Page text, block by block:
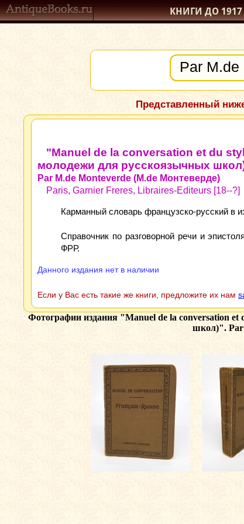
КНИГИ ДО 1917
Представленный
"Manuel de la conversation et du
молодежи для русскоязычных
Par M.de Monteverde (M.de Монтеверде)
Paris, Garnier Freres, Libraires-Editeurs [18--?]
Карманный словарь французско-русский в
Справочник по разговорной речи и
ФРР.
Данного издания нет в наличии
Если у Вас есть такие же книги, предложите их нам
Фотографии издания "Manuel de la conversation et
школ)". Par